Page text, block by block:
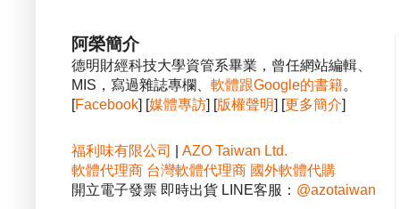
阿榮簡介
德明財經科技大學資管系畢業，曾任網站編輯、
MIS，寫過雜誌專欄、 軟體跟Google的書籍。
[Facebook] [媒體專訪] [版權聲明] [更多簡介]
福利味有限公司
AZO Taiwan Ltd.
軟體代理商 台灣軟體代理商 國外軟體代購
開立電子發票 即時出貨 LINE客服： @azotaiwan